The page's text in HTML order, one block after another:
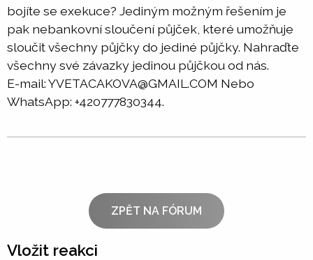
bojíte se exekuce? Jediným možným řešením je
pak nebankovní sloučení půjček, které umožňuje
sloučit všechny půjčky do jediné půjčky. Nahraďte
všechny své závazky jedinou půjčkou od nás.
E-mail: YVETACAKOVA@GMAIL.COM Nebo
WhatsApp: +420777830344.
ZPĚT NA FÓRUM
Vložit reakci